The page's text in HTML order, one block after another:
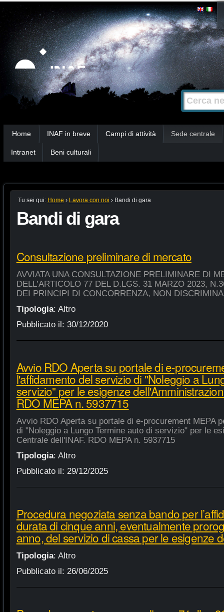
Strumenti
personali
Salta
contenuti.
|
Salta
alla
navigazione
Cerca nel
Ricerca
avanzata…
Home INAF in breve Campi di attività Sede centrale
Intranet Beni culturali
Tu sei qui: Home › Lavora con noi › Bandi di gara
Bandi di gara
Consultazione preliminare di mercato
AVVIATA UNA CONSULTAZIONE PRELIMINARE DI
DELL’ARTICOLO 77 DEL D.LGS. 31 MARZO 2023,
DEI PRINCIPI DI CONCORRENZA, NON
Tipologia: Altro
Pubblicato il: 30/12/2020
Avvio RDO Aperta su portale di e-
l'affidamento del servizio di "Noleggio a
servizio" per le esigenze
RDO MEPA n. 5937715
Avvio RDO Aperta su portale di e-procurement MEPA
di "Noleggio a Lungo Termine auto di servizio" per le
Centrale dell'INAF. RDO MEPA n. 5937715
Tipologia: Altro
Pubblicato il: 29/12/2025
Procedura negoziata senza bando per
durata di cinque anni, eventualmente
anno, del servizio di cassa per le esigenze
Tipologia: Altro
Pubblicato il: 26/06/2025